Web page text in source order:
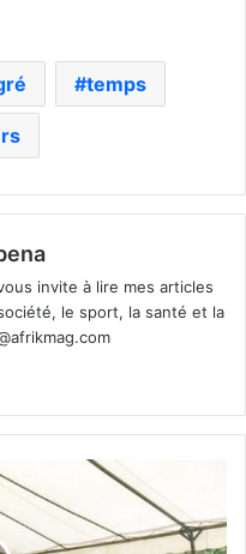
temps
invite à lire mes articles
le sport, la santé et la